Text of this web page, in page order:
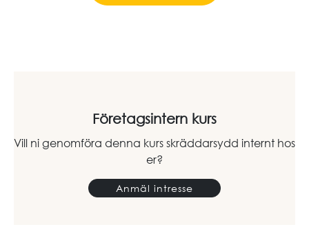
Företagsintern kurs
Vill ni genomföra denna kurs skräddarsydd internt hos
er?
Anmäl intresse